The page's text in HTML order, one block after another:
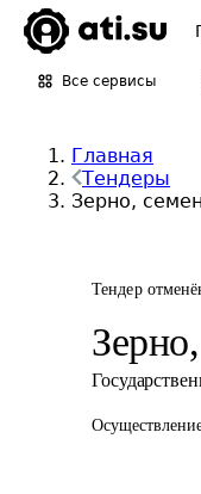
Все сервисы
Главная
Тендеры
Зерно,
Тендер